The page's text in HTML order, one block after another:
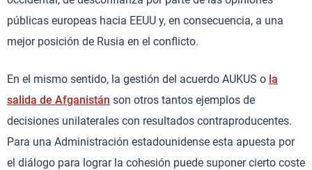
públicas europeas hacia EEUU y, en consecuencia, a una
mejor posición de Rusia en el conflicto.
En el mismo sentido, la gestión del acuerdo AUKUS o la
salida de Afganistán son otros tantos ejemplos de
decisiones unilaterales con resultados contraproducentes.
Para una Administración estadounidense esta apuesta por
el diálogo para lograr la cohesión puede suponer cierto coste